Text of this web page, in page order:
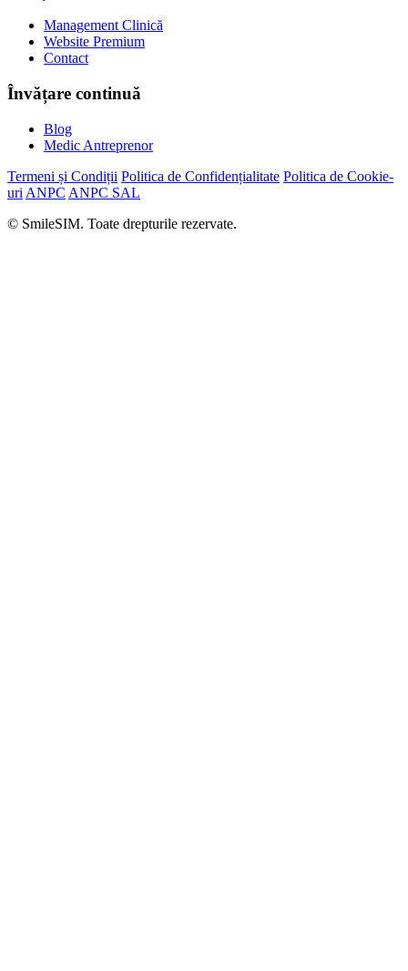
Management Clinică
Website Premium
Contact
Învățare continuă
Blog
Medic Antreprenor
Termeni și Condiții Politica de Confidențialitate Politica de Cookie-
uri ANPC ANPC SAL
© SmileSIM. Toate drepturile rezervate.